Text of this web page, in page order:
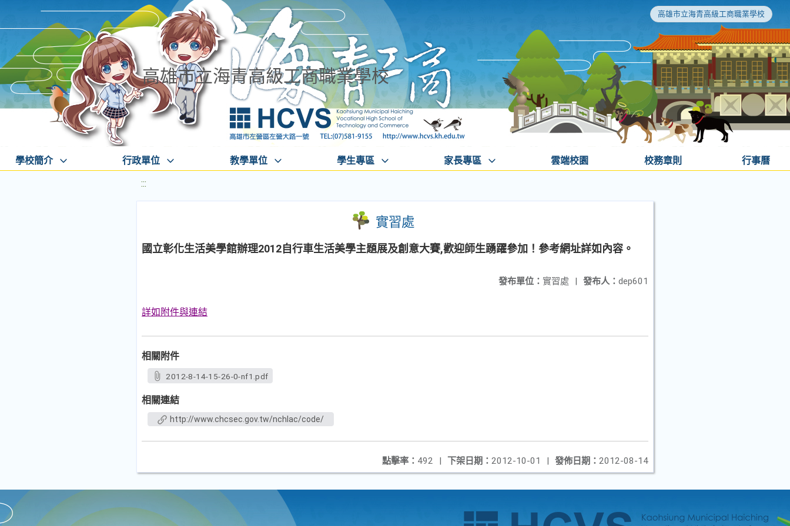
高雄市立海青高級工商職業學校
高雄市立海青高級工商職業學校
學校簡介 行政單位 教學單位 學生專區 家長專區 雲端校園 校務章則 行事曆
:::
實習處
國立彰化生活美學館辦理2012自行車生活美學主題展及創意大賽,歡迎師生踴躍參加！參考網址詳如內容。
發布人： dep601
發布單位： 實習處 |
詳如附件與連結
相關附件
2012-8-14-15-26-0-nf1.pdf
相關連結
http://www.chcsec.gov.tw/nchlac/code/
發佈日期： 2012-08-14
下架日期： 2012-10-01 |
點擊率： 492 |